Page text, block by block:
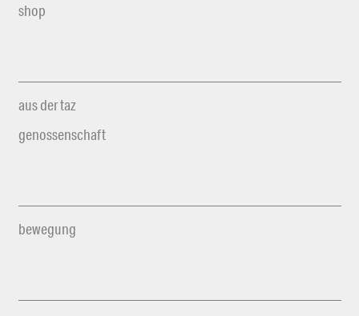
shop
aus der taz
genossenschaft
bewegung